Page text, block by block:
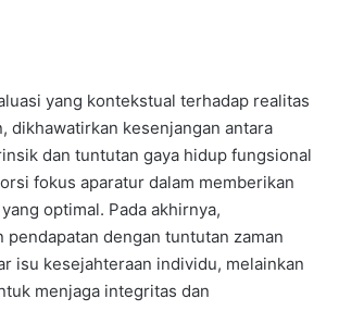
yang kontekstual terhadap realitas
dikhawatirkan kesenjangan antara
dan tuntutan gaya hidup fungsional
fokus aparatur dalam memberikan
optimal. Pada akhirnya,
pendapatan dengan tuntutan zaman
isu kesejahteraan individu, melainkan
menjaga integritas dan